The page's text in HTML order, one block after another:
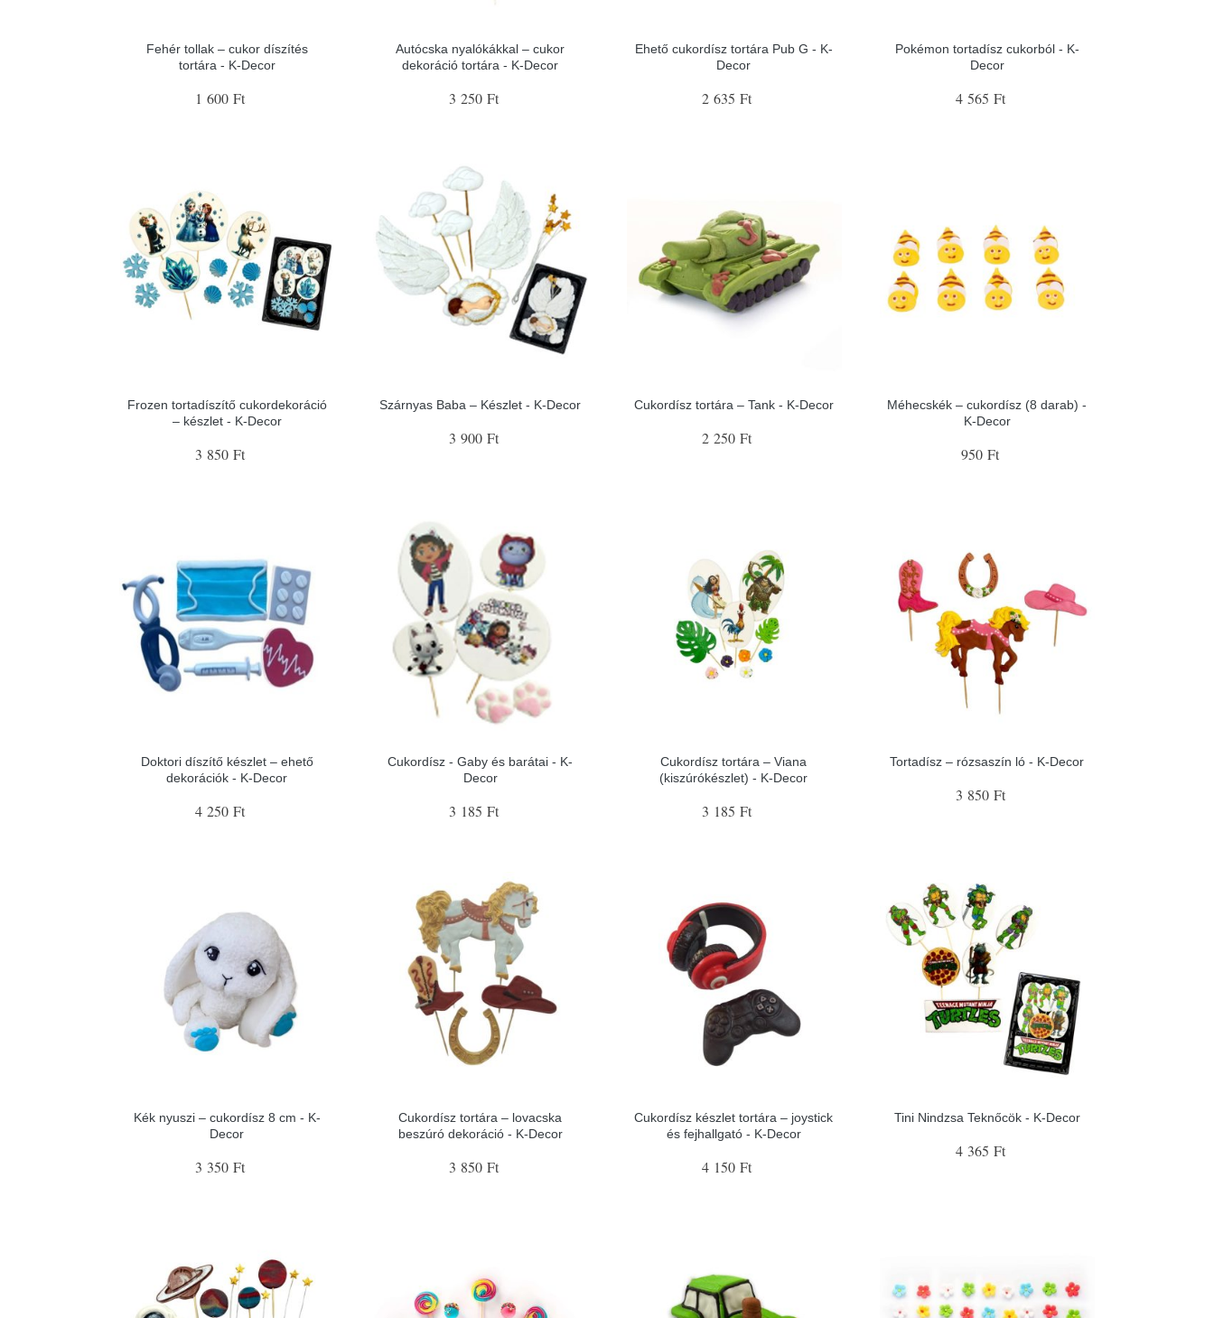
Fehér tollak – cukor díszítés
tortára - K-Decor
1 600 Ft
Autócska nyalókákkal – cukor
dekoráció tortára - K-Decor
3 250 Ft
Ehető cukordísz tortára Pub G - K-
Decor
2 635 Ft
Pokémon tortadísz cukorból - K-
Decor
4 565 Ft
Frozen tortadíszítő cukordekoráció
– készlet - K-Decor
3 850 Ft
Szárnyas Baba – Készlet - K-Decor
3 900 Ft
Cukordísz tortára – Tank - K-Decor
2 250 Ft
Méhecskék – cukordísz (8 darab) -
K-Decor
950 Ft
Doktori díszítő készlet – ehető
dekorációk - K-Decor
4 250 Ft
Cukordísz - Gaby és barátai - K-
Decor
3 185 Ft
Cukordísz tortára – Viana
(kiszúrókészlet) - K-Decor
3 185 Ft
Tortadísz – rózsaszín ló - K-Decor
3 850 Ft
Kék nyuszi – cukordísz 8 cm - K-
Decor
3 350 Ft
Cukordísz tortára – lovacska
beszúró dekoráció - K-Decor
3 850 Ft
Cukordísz készlet tortára – joystick
és fejhallgató - K-Decor
4 150 Ft
Tini Nindzsa Teknőcök - K-Decor
4 365 Ft